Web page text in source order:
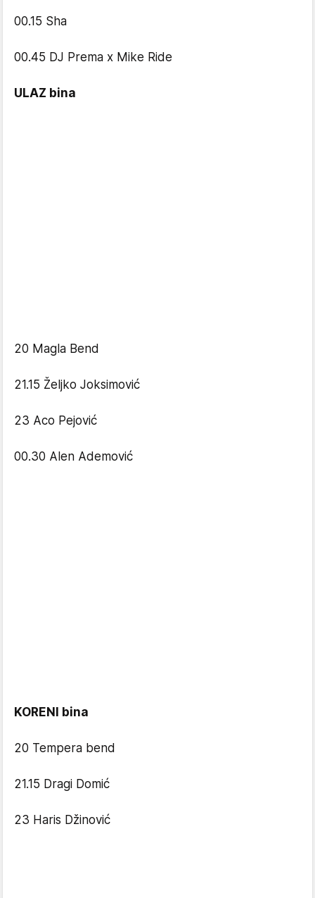
00.15 Sha
00.45 DJ Prema x Mike Ride
ULAZ bina
20 Magla Bend
21.15 Željko Joksimović
23 Aco Pejović
00.30 Alen Ademović
KORENI bina
20 Tempera bend
21.15 Dragi Domić
23 Haris Džinović